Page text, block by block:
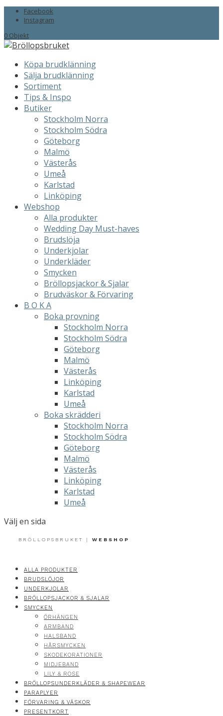
Facebook
Instagram
0 Objekt
Köpa brudklänning
Sälja brudklänning
Sortiment
Tips & Inspo
Butiker
Stockholm Norra
Stockholm Södra
Göteborg
Malmö
Västerås
Umeå
Karlstad
Linköping
Webshop
Alla produkter
Wedding Day Must-haves
Brudslöja
Underkjolar
Underkläder
Smycken
Bröllopsjackor & Sjalar
Brudväskor & Förvaring
B O K A
Boka provning
Stockholm Norra
Stockholm Södra
Göteborg
Malmö
Västerås
Linköping
Karlstad
Umeå
Boka skrädderi
Stockholm Norra
Stockholm Södra
Göteborg
Malmö
Västerås
Linköping
Karlstad
Umeå
Välj en sida
BRÖLLOPSBRUKET | WEBSHOP
ALLA PRODUKTER
BRUDSLÖJOR
UNDERKJOLAR
BRÖLLOPSJACKOR & SJALAR
SMYCKEN
ÖRHÄNGEN
ARMBAND
HALSBAND
HÅRSMYCKEN
SKODEKORATIONER
MIDJEBAND
LILY & ROSE
BRÖLLOPSUNDERKLÄDER & SHAPEWEAR
PARAPLYER
FÖRVARING & VÄSKOR
PRESENTKORT